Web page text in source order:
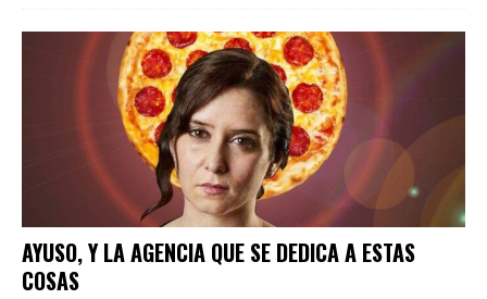
AYUSO, Y LA AGENCIA QUE SE DEDICA A ESTAS
COSAS